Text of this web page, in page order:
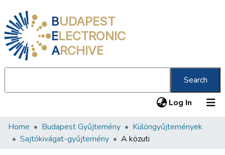
BUDAPEST
ELECTRONIC
ARCHIVE
Search
Log In (current)
Communities & Collections
Home Budapest Gyűjtemény
Különgyűjtemények
Sajtókivágat-gyűjtemény
A közuti